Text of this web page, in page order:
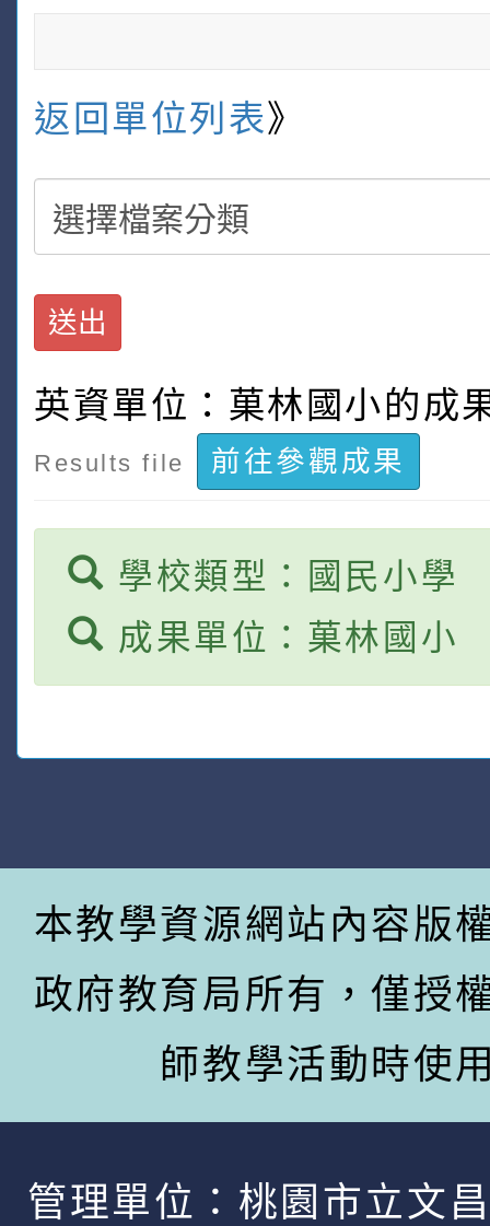
返回單位列表》
送出
英資單位：菓林國小的成
Results file 前往參觀成果
學校類型：國民小學
成果單位：菓林國小
本教學資源網站內容版
政府教育局所有，僅授
師教學活動時使
管理單位： 桃園市立文